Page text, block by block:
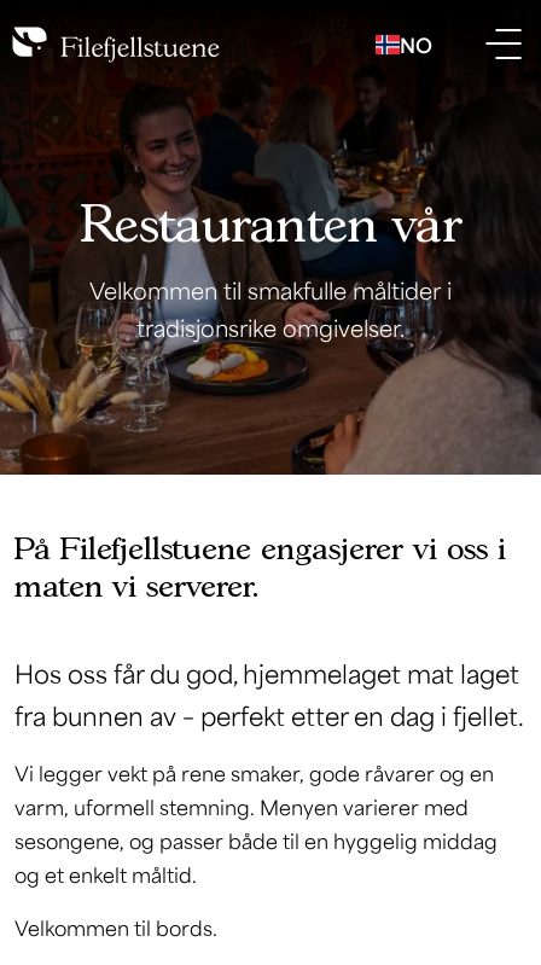
NO
Restauranten vår
Velkommen til smakfulle måltider i
tradisjonsrike omgivelser.
På Filefjellstuene engasjerer vi oss i
maten vi serverer.
Hos oss får du god, hjemmelaget mat laget
fra bunnen av – perfekt etter en dag i fjellet.
Vi legger vekt på rene smaker, gode råvarer og en
varm, uformell stemning. Menyen varierer med
sesongene, og passer både til en hyggelig middag
og et enkelt måltid.
Velkommen til bords.